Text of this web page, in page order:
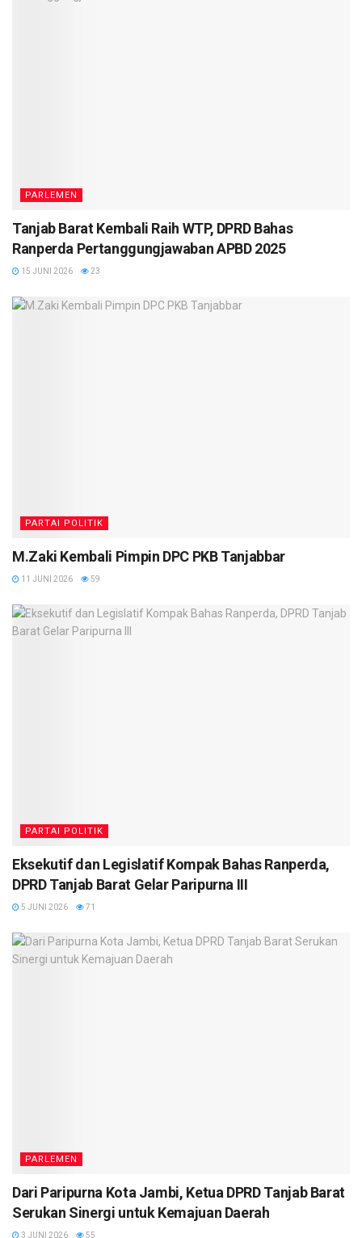
PARLEMEN
Tanjab Barat Kembali Raih WTP, DPRD Bahas
Ranperda Pertanggungjawaban APBD 2025
15 JUNI 2026 23
PARTAI POLITIK
M.Zaki Kembali Pimpin DPC PKB Tanjabbar
11 JUNI 2026 59
PARTAI POLITIK
Eksekutif dan Legislatif Kompak Bahas Ranperda,
DPRD Tanjab Barat Gelar Paripurna III
5 JUNI 2026 71
PARLEMEN
Dari Paripurna Kota Jambi, Ketua DPRD Tanjab Barat
Serukan Sinergi untuk Kemajuan Daerah
3 JUNI 2026 55